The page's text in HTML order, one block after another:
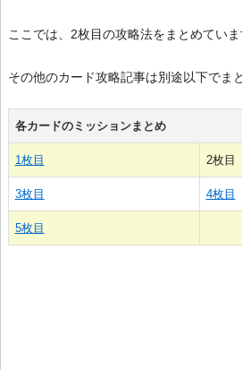
ここでは、2枚目の攻略法をまとめていま
その他のカード攻略記事は別途以下でま
各カードのミッションまとめ
1枚目 2枚目
3枚目 4枚目
5枚目